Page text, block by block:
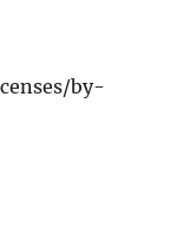
by-